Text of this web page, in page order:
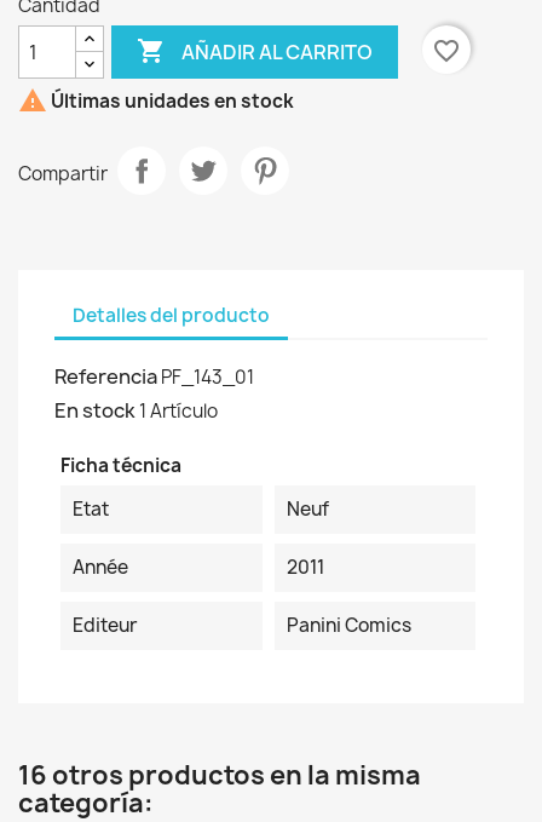
Cantidad
 AÑADIR AL CARRITO
favorite_border
 Últimas unidades en stock
Compartir
Detalles del producto
ReferenciaPF_143_01
En stock1 Artículo
Ficha técnica
Etat
Neuf
Année 2011
Editeur Panini Comics
16 otros productos en la misma
categoría: